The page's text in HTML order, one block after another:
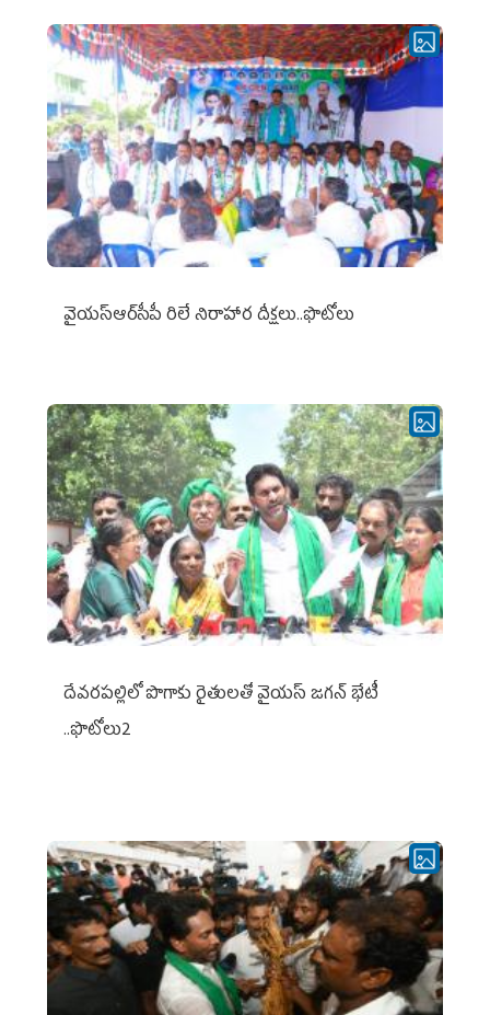
వైయ‌స్ఆర్‌సీపీ రిలే నిరాహార దీక్షలు..ఫొటోలు
దేవరపల్లిలో పొగాకు రైతులతో వైయస్ జగన్ భేటీ
..ఫొటోలు2